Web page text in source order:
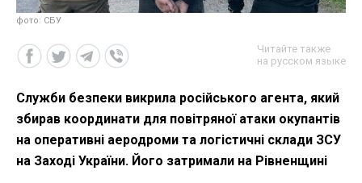
фото: СБУ
Читайте также
на русском языке
Служби безпеки викрила російського агента, який
збирав координати для повітряної атаки окупантів
на оперативні аеродроми та логістичні склади ЗСУ
на Заході України. Його затримали на Рівненщині